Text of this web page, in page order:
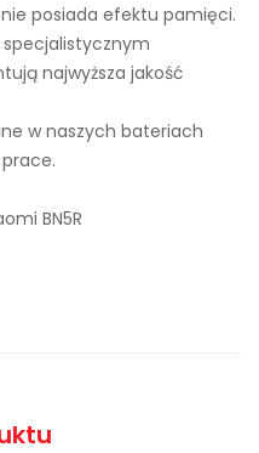
posiada efektu pamięci.
specjalistycznym
najwyższa jakość
w naszych bateriach
BN5R